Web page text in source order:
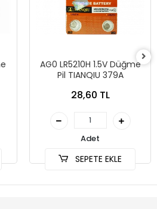
AG0 LR5210H 1.5V Düğme
Pil TIANQIU 379A
28,60 TL
Adet
SEPETE EKLE